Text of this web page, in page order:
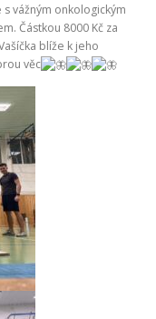
vážným onkologickým
Částkou 8000 Kč za
blíže k jeho
věc